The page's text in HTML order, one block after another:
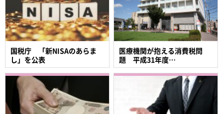
医療機関が抱える消費税問
題 平成31年度…
国税庁 「新NISAのあらま
し」を公表